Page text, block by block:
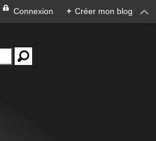
Connexion + Créer mon blog